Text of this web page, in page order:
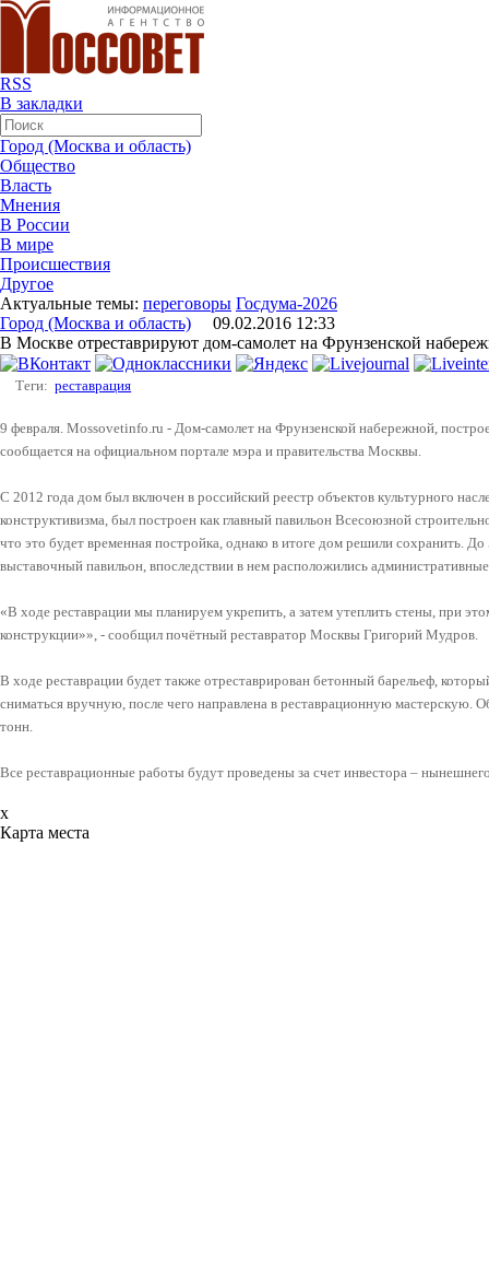
RSS
В закладки
Город (Москва и область)
Общество
Власть
Мнения
В России
В мире
Происшествия
Другое
Актуальные темы: переговоры Госдума-2026
Город (Москва и область) 09.02.2016 12:33
В Москве отреставрируют дом-самолет на Фрунзенской
Теги: реставрация
9 февраля. Mossovetinfo.ru - Дом-самолет на Фрунзенской набережной,
сообщается на официальном портале мэра и правительства Москвы.
С 2012 года дом был включен в российский реестр объектов культурного
конструктивизма, был построен как главный павильон Всесоюзной
что это будет временная постройка, однако в итоге дом решили сохранить. До
выставочный павильон, впоследствии в нем расположились
«В ходе реставрации мы планируем укрепить, а затем утеплить стены, при
конструкции»», - сообщил почётный реставратор Москвы Григорий Мудров.
В ходе реставрации будет также отреставрирован бетонный барельеф,
сниматься вручную, после чего направлена в реставрационную мастерскую.
тонн.
Все реставрационные работы будут проведены за счет инвестора –
x
Карта места